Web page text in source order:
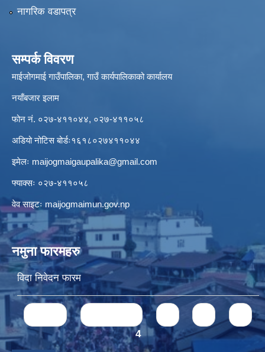
नागरिक वडापत्र
सम्पर्क विवरण
माईजोगमाई गाउँपालिका, गाउँ कार्यपालिकाको कार्यालय
नयाँबजार इलाम
फोन नं. ०२७-४११०४४, ०२७-४११०५८
अडियो नोटिस बोर्डः१६१८०२७४११०४४
इमेलः maijogmaigaupalika@gmail.com
फ्याक्सः ०२७-४११०५८
वेव साइटः maijogmaimun.gov.np
नमुना फारमहरु
विदा निवेदन फारम
Pages
4